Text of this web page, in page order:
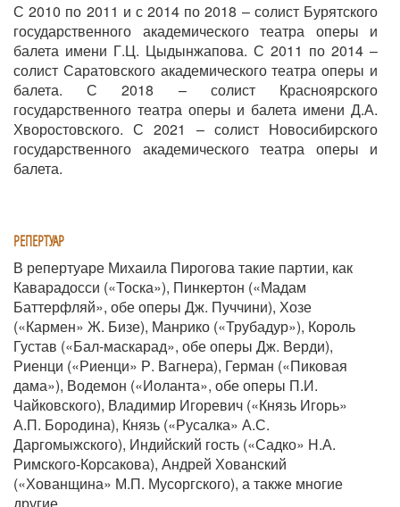
С 2010 по 2011 и с 2014 по 2018 – солист Бурятского
государственного академического театра оперы и
балета имени Г.Ц. Цыдынжапова. С 2011 по 2014 –
солист Саратовского академического театра оперы и
балета. С 2018 – солист Красноярского
государственного театра оперы и балета имени Д.А.
Хворостовского. С 2021 – солист Новосибирского
государственного академического театра оперы и
балета.
РЕПЕРТУАР
В репертуаре Михаила Пирогова такие партии, как
Каварадосси («Тоска»), Пинкертон («Мадам
Баттерфляй», обе оперы Дж. Пуччини), Хозе
(«Кармен» Ж. Бизе), Манрико («Трубадур»), Король
Густав («Бал-маскарад», обе оперы Дж. Верди),
Риенци («Риенци» Р. Вагнера), Герман («Пиковая
дама»), Водемон («Иоланта», обе оперы П.И.
Чайковского), Владимир Игоревич («Князь Игорь»
А.П. Бородина), Князь («Русалка» А.С.
Даргомыжского), Индийский гость («Садко» Н.А.
Римского-Корсакова), Андрей Хованский
(«Хованщина» М.П. Мусоргского), а также многие